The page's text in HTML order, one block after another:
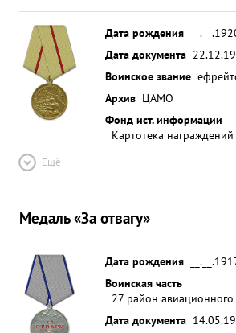
Дата рождения
Дата документа
Воинское звание
Архив ЦАМО
Фонд ист. информации
Картотека награждений
Ещё
Медаль «За отвагу»
Дата рождения
Воинская часть
27 район
Дата документа